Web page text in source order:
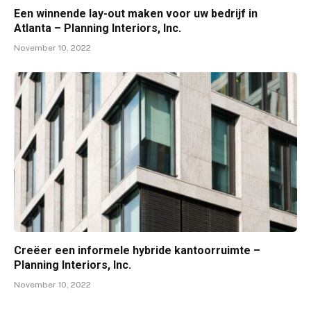
Een winnende lay-out maken voor uw bedrijf in
Atlanta – Planning Interiors, Inc.
November 10, 2022
Creëer een informele hybride kantoorruimte –
Planning Interiors, Inc.
November 10, 2022